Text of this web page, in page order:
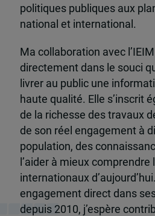
politiques publiques aux
national et international.
Ma collaboration avec
directement dans le souci
livrer au public une
haute qualité. Elle s’inscrit
de la richesse des travaux
de son réel engagement à
population, des
l’aider à mieux
internationaux
engagement direct dans
depuis 2010, j’espère